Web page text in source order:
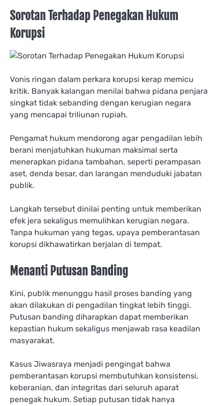
Sorotan Terhadap Penegakan Hukum
Korupsi
Vonis ringan dalam perkara korupsi kerap memicu
kritik. Banyak kalangan menilai bahwa pidana penjara
singkat tidak sebanding dengan kerugian negara
yang mencapai triliunan rupiah.
Pengamat hukum mendorong agar pengadilan lebih
berani menjatuhkan hukuman maksimal serta
menerapkan pidana tambahan, seperti perampasan
aset, denda besar, dan larangan menduduki jabatan
publik.
Langkah tersebut dinilai penting untuk memberikan
efek jera sekaligus memulihkan kerugian negara.
Tanpa hukuman yang tegas, upaya pemberantasan
korupsi dikhawatirkan berjalan di tempat.
Menanti Putusan Banding
Kini, publik menunggu hasil proses banding yang
akan dilakukan di pengadilan tingkat lebih tinggi.
Putusan banding diharapkan dapat memberikan
kepastian hukum sekaligus menjawab rasa keadilan
masyarakat.
Kasus Jiwasraya menjadi pengingat bahwa
pemberantasan korupsi membutuhkan konsistensi,
keberanian, dan integritas dari seluruh aparat
penegak hukum. Setiap putusan tidak hanya